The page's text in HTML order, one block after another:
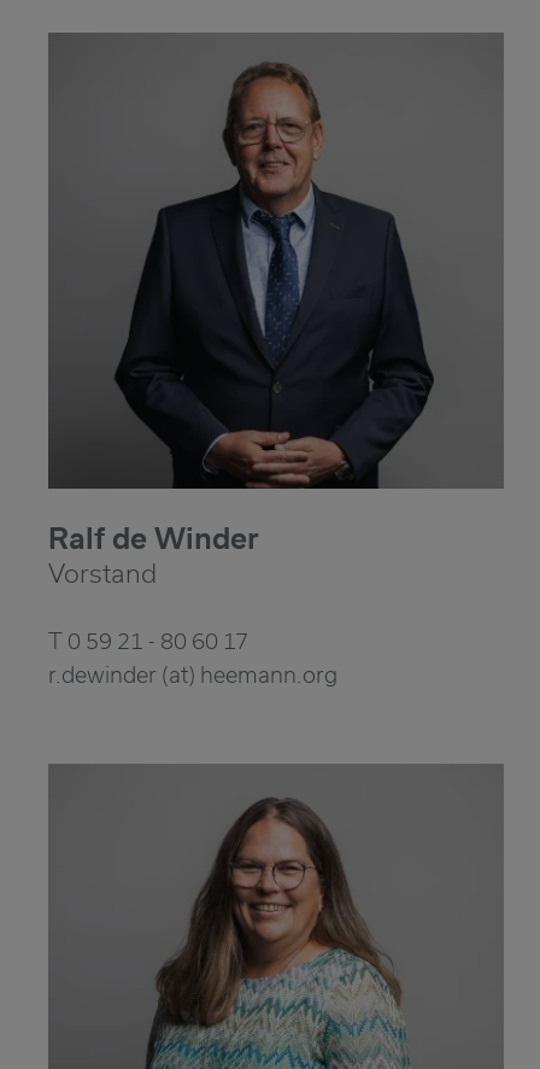
Ralf de Winder
Vorstand
T 0 59 21 - 80 60 17
r.dewinder (at) heemann.org